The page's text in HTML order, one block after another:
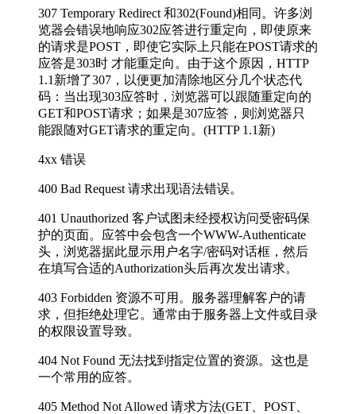
307 Temporary Redirect 和302(Found)相同。许多浏
览器会错误地响应302应答进行重定向，即使原来
的请求是POST，即使它实际上只能在POST请求的
应答是303时 才能重定向。由于这个原因，HTTP
1.1新增了307，以便更加清除地区分几个状态代
码：当出现303应答时，浏览器可以跟随重定向的
GET和POST请求；如果是307应答，则浏览器只
能跟随对GET请求的重定向。(HTTP 1.1新)
4xx 错误
400 Bad Request 请求出现语法错误。
401 Unauthorized 客户试图未经授权访问受密码保
护的页面。应答中会包含一个WWW-Authenticate
头，浏览器据此显示用户名字/密码对话框，然后
在填写合适的Authorization头后再次发出请求。
403 Forbidden 资源不可用。服务器理解客户的请
求，但拒绝处理它。通常由于服务器上文件或目录
的权限设置导致。
404 Not Found 无法找到指定位置的资源。这也是
一个常用的应答。
405 Method Not Allowed 请求方法(GET、POST、